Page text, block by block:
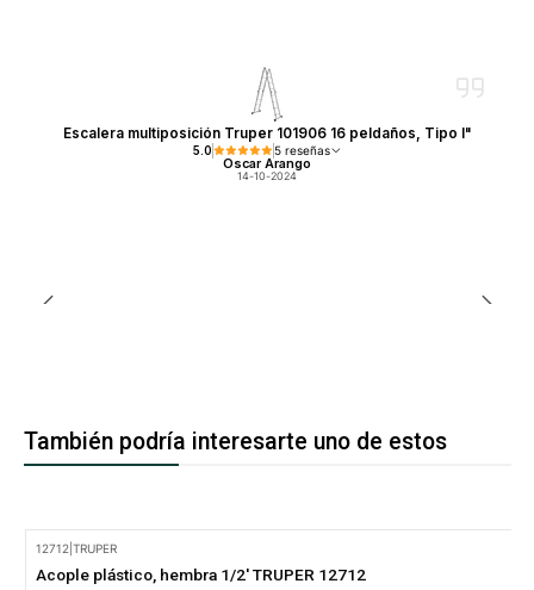
Escalera multiposición Truper 101906 16 peldaños, Tipo I"
5.0 5 reseñas
Oscar Arango
14-10-2024
También podría interesarte uno de estos
12712 |TRUPER
Acople plástico, hembra 1/2' TRUPER 12712